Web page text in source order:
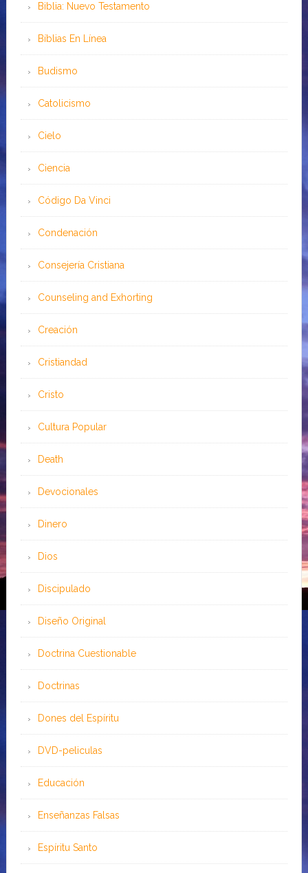
Biblia: Nuevo Testamento
Bíblias En Línea
Budismo
Catolicismo
Cielo
Ciencia
Código Da Vinci
Condenación
Consejería Cristiana
Counseling and Exhorting
Creación
Cristiandad
Cristo
Cultura Popular
Death
Devocionales
Dinero
Dios
Discipulado
Diseño Original
Doctrina Cuestionable
Doctrinas
Dones del Espíritu
DVD-peliculas
Educación
Enseñanzas Falsas
Espíritu Santo